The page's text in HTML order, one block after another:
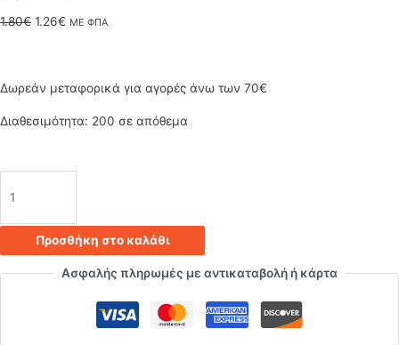
1.80€ Original
was:
1.80€.
1.26€ Η
τιμή
είναι:
ΜΕ ΦΠΑ
Δωρεάν μεταφορικά για αγορές άνω των 70€
Διαθεσιμότητα: 200 σε απόθεμα
με
Προσθήκη στο καλάθι
Ασφαλής πληρωμές με αντικαταβολή ή κάρτα